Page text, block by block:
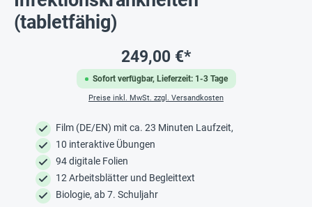
(tabletfähig)
Sofort verfügbar, Lieferzeit: 1-3 Tage
249,00 €*
Preise inkl. MwSt. zzgl. Versandkosten
Film (DE/EN) mit ca. 23 Minuten Laufzeit,
10 interaktive Übungen
94 digitale Folien
12 Arbeitsblätter und Begleittext
Biologie, ab 7. Schuljahr